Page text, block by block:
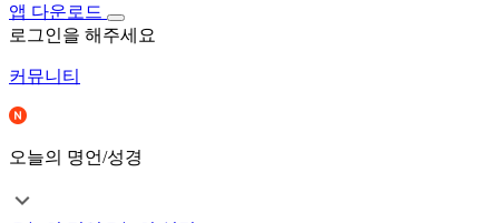
앱 다운로드
로그인을 해주세요
커뮤니티
오늘의 명언/성경